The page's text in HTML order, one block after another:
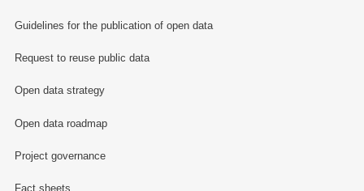
Guidelines for the publication of open data
Request to reuse public data
Open data strategy
Open data roadmap
Project governance
Fact sheets